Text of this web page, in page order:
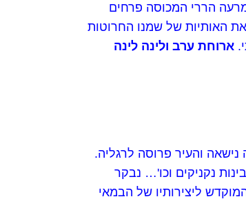
הררי המכוסה פרחים
למצוא את האותיות של שמנו החרוטות
ארוחת ערב ולינה לינה
והעיר פרוסה לרגליה.
נקניקים וכו'… נבקר
ליצירותיו של הבמאי